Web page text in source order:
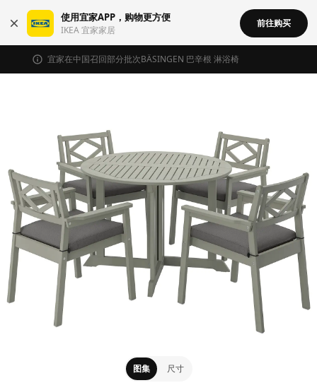
使用宜家APP，购物更方便
IKEA 宜家家居
前往购买
宜家在中国召回部分批次BÄSINGEN 巴辛根 淋浴椅
图集 尺寸